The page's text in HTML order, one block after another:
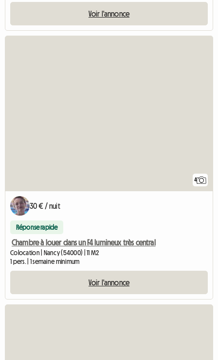
Voir l'annonce
4
30 € / nuit
Réponse rapide
Chambre à louer dans un F4 lumineux très central
Colocation | Nancy (54000) | 11 M2
1 pers. | 1 semaine minimum
Voir l'annonce